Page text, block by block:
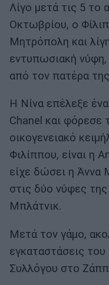
Λίγο μετά τις 5 το
Οκτωβρίου, ο
Μητρόπολη και
εντυπωσιακή
από τον πατέρα
Η Νίνα επέλεξε
Chanel και φόρεσε
οικογενειακό
Φιλίππου, είναι η
είχε δώσει η Άννα
στις δύο νύφες
Μπλάτνικ.
Μετά τον γάμο,
εγκαταστάσεις του
Συλλόγου στο